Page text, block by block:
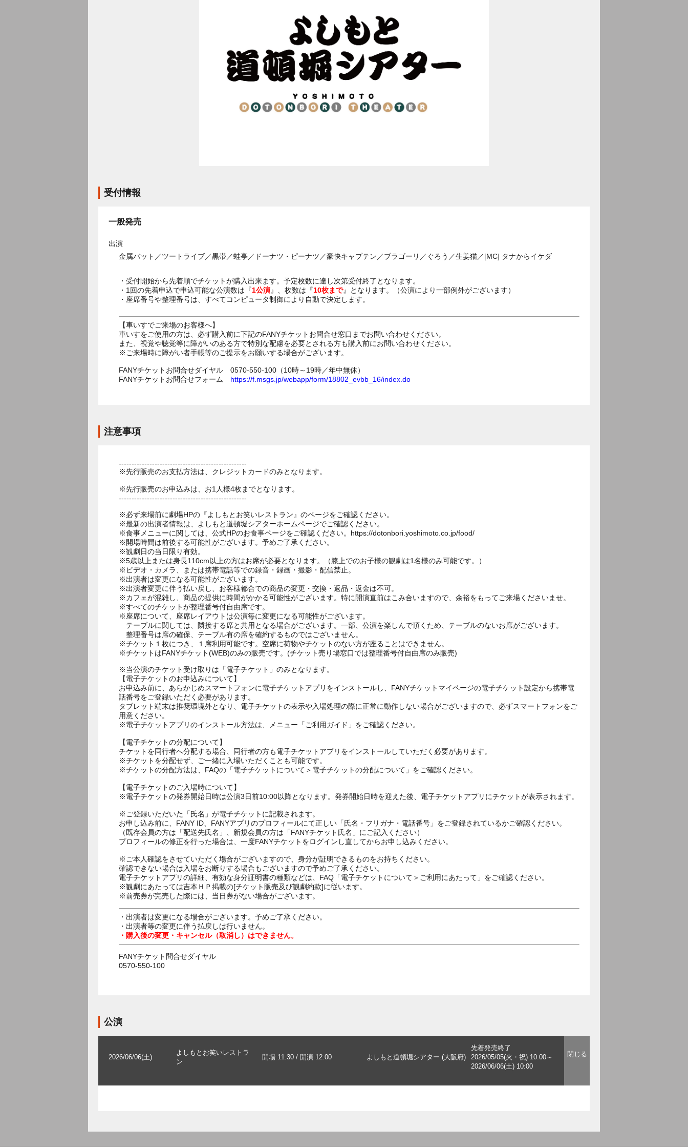
受付情報
一般発売
出演
金属バット／ツートライブ／黒帯／蛙亭／ドーナツ・ピーナツ／豪快キャプテン／ブラゴーリ／ぐろう／生姜猫／[MC] タナからイケダ
・受付開始から先着順でチケットが購入出来ます。予定枚数に達し次第受付終了となります。
・1回の先着申込で申込可能な公演数は『1公演』、枚数は『10枚まで』となります。（公演により一部例外がございます）
・座席番号や整理番号は、すべてコンピュータ制御により自動で決定します。
【車いすでご来場のお客様へ】
車いすをご使用の方は、必ず購入前に下記のFANYチケットお問合せ窓口までお問い合わせください。
また、視覚や聴覚等に障がいのある方で特別な配慮を必要とされる方も購入前にお問い合わせください。
※ご来場時に障がい者手帳等のご提示をお願いする場合がございます。
FANYチケットお問合せダイヤル 0570-550-100（10時～19時／年中無休）
FANYチケットお問合せフォーム https://f.msgs.jp/webapp/form/18802_evbb_16/index.do
注意事項
--------------------------------------------------
※先行販売のお支払方法は、クレジットカードのみとなります。
※先行販売のお申込みは、お1人様4枚までとなります。
--------------------------------------------------
※必ず来場前に劇場HPの『よしもとお笑いレストラン』のページをご確認ください。
※最新の出演者情報は、よしもと道頓堀シアターホームページでご確認ください。
※食事メニューに関しては、公式HPのお食事ページをご確認ください。https://dotonbori.yoshimoto.co.jp/food/
※開場時間は前後する可能性がございます。予めご了承ください。
※観劇日の当日限り有効。
※5歳以上または身長110cm以上の方はお席が必要となります。（膝上でのお子様の観劇は1名様のみ可能です。）
※ビデオ・カメラ、または携帯電話等での録音・録画・撮影・配信禁止。
※出演者は変更になる可能性がございます。
※出演者変更に伴う払い戻し、お客様都合での商品の変更・交換・返品・返金は不可。
※カフェが混雑し、商品の提供に時間がかかる可能性がございます。特に開演直前はこみ合いますので、余裕をもってご来場くださいませ。
※すべてのチケットが整理番号付自由席です。
※座席について、座席レイアウトは公演毎に変更になる可能性がございます。
テーブルに関しては、隣接する席と共用となる場合がございます。一部、公演を楽しんで頂くため、テーブルのないお席がございます。
整理番号は席の確保、テーブル有の席を確約するものではございません。
※チケット１枚につき、１席利用可能です。空席に荷物やチケットのない方が座ることはできません。
※チケットはFANYチケット(WEB)のみの販売です。(チケット売り場窓口では整理番号付自由席のみ販売)
※当公演のチケット受け取りは「電子チケット」のみとなります。
【電子チケットのお申込みについて】
お申込み前に、あらかじめスマートフォンに電子チケットアプリをインストールし、FANYチケットマイページの電子チケット設定から携帯電
話番号をご登録いただく必要があります。
タブレット端末は推奨環境外となり、電子チケットの表示や入場処理の際に正常に動作しない場合がございますので、必ずスマートフォンをご
用意ください。
※電子チケットアプリのインストール方法は、メニュー「ご利用ガイド」をご確認ください。
【電子チケットの分配について】
チケットを同行者へ分配する場合、同行者の方も電子チケットアプリをインストールしていただく必要があります。
※チケットを分配せず、ご一緒に入場いただくことも可能です。
※チケットの分配方法は、FAQの「電子チケットについて＞電子チケットの分配について」をご確認ください。
【電子チケットのご入場時について】
※電子チケットの発券開始日時は公演3日前10:00以降となります。発券開始日時を迎えた後、電子チケットアプリにチケットが表示されます。
※ご登録いただいた「氏名」が電子チケットに記載されます。
お申し込み前に、FANY ID、FANYアプリのプロフィールにて正しい「氏名・フリガナ・電話番号」をご登録されているかご確認ください。
（既存会員の方は「配送先氏名」、新規会員の方は「FANYチケット氏名」にご記入ください）
プロフィールの修正を行った場合は、一度FANYチケットをログインし直してからお申し込みください。
※ご本人確認をさせていただく場合がございますので、身分が証明できるものをお持ちください。
確認できない場合は入場をお断りする場合もございますので予めご了承ください。
電子チケットアプリの詳細、有効な身分証明書の種類などは、FAQ「電子チケットについて＞ご利用にあたって」をご確認ください。
※観劇にあたっては吉本ＨＰ掲載の[チケット販売及び観劇約款]に従います。
※前売券が完売した際には、当日券がない場合がございます。
・出演者は変更になる場合がございます。予めご了承ください。
・出演者等の変更に伴う払戻しは行いません。
・購入後の変更・キャンセル（取消し）はできません。
FANYチケット問合せダイヤル
0570-550-100
公演
2026/06/06(土)
よしもとお笑いレストラ
ン
開場 11:30 / 開演 12:00 よしもと道頓堀シアター (大阪府)
先着発売終了
2026/05/05(火・祝) 10:00～
2026/06/06(土) 10:00